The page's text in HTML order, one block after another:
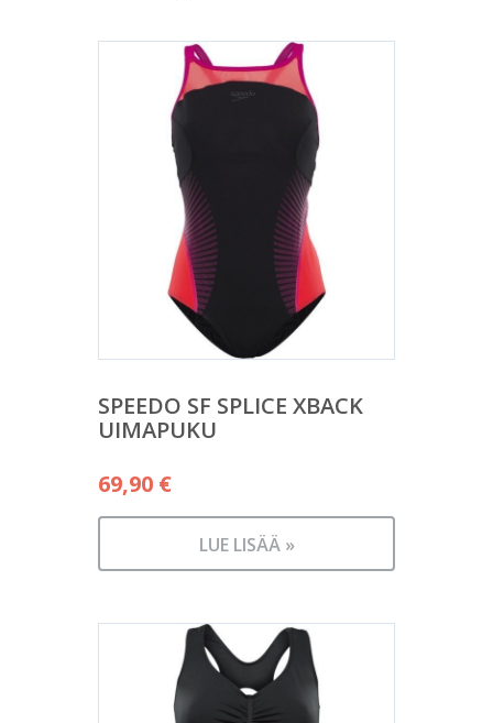
SPEEDO SF SPLICE XBACK
UIMAPUKU
69,90 €
LUE LISÄÄ »